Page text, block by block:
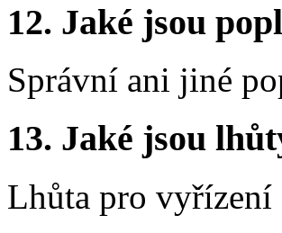
12. Jaké jsou
Správní ani jiné
13. Jaké jsou
Lhůta pro vyřízení